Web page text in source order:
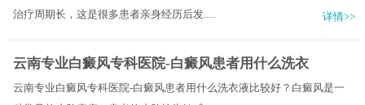
治疗周期长，这是很多患者亲身经历后发.....
详情>>
云南专业白癜风专科医院-白癜风患者用什么洗衣
云南专业白癜风专科医院-白癜风患者用什么洗衣液比较好？白癜风是一